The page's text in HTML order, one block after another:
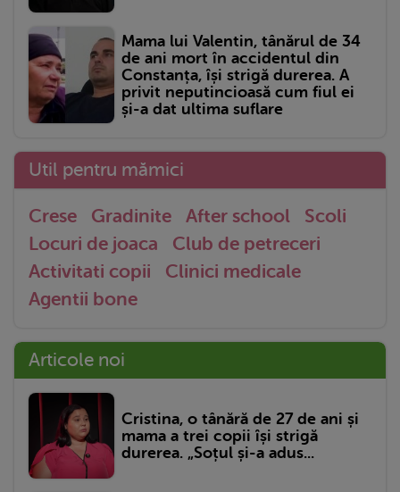
Mama lui Valentin, tânărul de 34
de ani mort în accidentul din
Constanța, își strigă durerea. A
privit neputincioasă cum fiul ei
și-a dat ultima suflare
Util pentru mămici
Crese Gradinite After school
Scoli
Locuri de joaca
Club de petreceri
Activitati copii
Clinici medicale
Agentii bone
Articole noi
Cristina, o tânără de 27 de ani și
mama a trei copii își strigă
durerea. „Soțul și-a adus...